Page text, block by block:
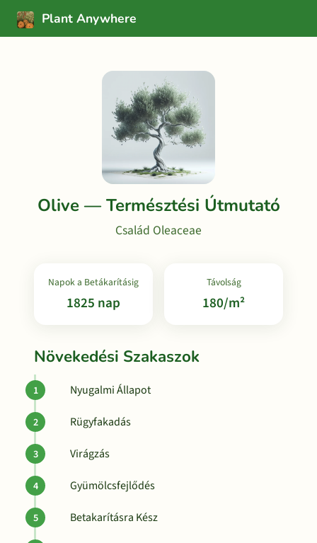
Plant Anywhere
Olive — Természtési Útmutató
Család Oleaceae
Napok a Betákarításig
1825 nap
Távolság
180/m²
Növekedési Szakaszok
Nyugalmi Állapot
Rügyfakadás
Virágzás
Gyümölcsfejlődés
Betakarításra Kész